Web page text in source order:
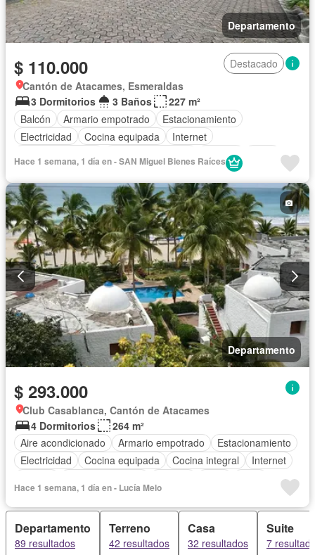
Departamento
$ 110.000
Destacado
Cantón de Atacames, Esmeraldas
3 Dormitorios
3 Baños
227 m²
Balcón
Armario empotrado
Estacionamiento
Electricidad
Cocina equipada
Internet
Terraza
Garita de guardianía
Seguridad
Piscina
Cancha de tenis
Completamente amoblado
Hace 1 semana, 1 día en - SAN Miguel Bienes Raíces
Departamento
$ 293.000
Club Casablanca, Cantón de Atacames
4 Dormitorios
264 m²
Aire acondicionado
Armario empotrado
Estacionamiento
Electricidad
Cocina equipada Cocina integral
Internet
Conserje
Garita de guardianía
Piscina
Cancha de tenis
Hace 1 semana, 1 día en - Lucía Melo
Departamento
89 resultados
Terreno
42 resultados
Casa
32 resultados
Suite
7